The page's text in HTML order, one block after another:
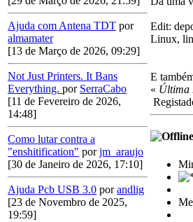
Ajuda com Antena TDT por
almamater
[13 de Março de 2026, 09:29]
Not Just Printers. It Bans
Everything. por SerraCabo
[11 de Fevereiro de 2026,
14:48]
Como lutar contra a
"enshitification" porjm_araujo
[30 de Janeiro de 2026, 17:10]
Ajuda Pcb USB 3.0 porandlig
[23 de Novembro de 2025,
19:59]
Edit:
Linux,
E
« Última